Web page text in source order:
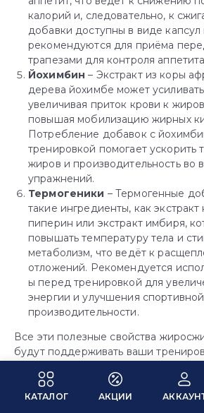
калорий и, следовательно, к
добавки доступны в виде
рекомендуются для приёма
трапезами для контроля
Йохимбин – Экстракт из коры
дерева йохимбе может
увеличивая приток крови к
повышая мобилизацию жирных
Потребление добавок с
тренировкой помогает ускорить
жиров и производительность во
упражнений.
Термогеники – Термогенные
такие ингредиенты, как
пиперин или экстракт имбиря,
повышать температуру тела и
метаболизм, что ведёт к
отложений. Рекомендуется
ы перед тренировкой для
энергии и улучшения спортивной
производительности.
Все эти полезные свойства
будут поддерживать ваши
занятий.
КАТАЛОГ АКЦИИ